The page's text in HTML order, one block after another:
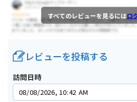
すべてのレビューを見るにはロ
レビューを投稿する
訪問日時